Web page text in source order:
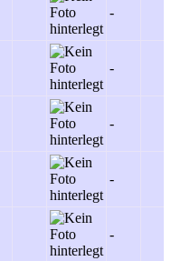
-
-
-
-
-